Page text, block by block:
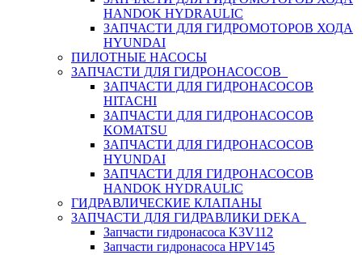
HANDOK HYDRAULIC
ЗАПЧАСТИ ДЛЯ ГИДРОМОТОРОВ ХОДА
HYUNDAI
ПИЛОТНЫЕ НАСОСЫ
ЗАПЧАСТИ ДЛЯ ГИДРОНАСОСОВ
ЗАПЧАСТИ ДЛЯ ГИДРОНАСОСОВ
HITACHI
ЗАПЧАСТИ ДЛЯ ГИДРОНАСОСОВ
KOMATSU
ЗАПЧАСТИ ДЛЯ ГИДРОНАСОСОВ
HYUNDAI
ЗАПЧАСТИ ДЛЯ ГИДРОНАСОСОВ
HANDOK HYDRAULIC
ГИДРАВЛИЧЕСКИЕ КЛАПАНЫ
ЗАПЧАСТИ ДЛЯ ГИДРАВЛИКИ DEKA
Запчасти гидронасоса K3V112
Запчасти гидронасоса HPV145